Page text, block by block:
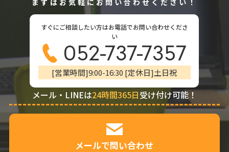
まずはお気軽にお問い合わせください！
すぐにご相談したい方はお電話でお問い合わせくださ
い
052-737-7357
[営業時間]9:00-16:30 [定休日]土日祝
メール・LINEは24時間365日受け付け可能！
メールで問い合わせ